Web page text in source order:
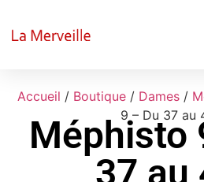
Accueil / Boutique / Dames /
9 – Du 37 au
Méphisto